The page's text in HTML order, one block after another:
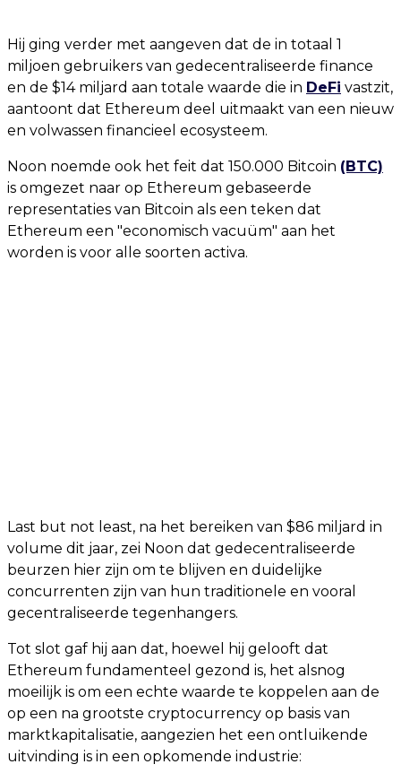
Hij ging verder met aangeven dat de in totaal 1
miljoen gebruikers van gedecentraliseerde finance
en de $14 miljard aan totale waarde die in DeFi vastzit,
aantoont dat Ethereum deel uitmaakt van een nieuw
en volwassen financieel ecosysteem.
Noon noemde ook het feit dat 150.000 Bitcoin (BTC)
is omgezet naar op Ethereum gebaseerde
representaties van Bitcoin als een teken dat
Ethereum een ​​"economisch vacuüm" aan het
worden is voor alle soorten activa.
Last but not least, na het bereiken van $86 miljard in
volume dit jaar, zei Noon dat gedecentraliseerde
beurzen hier zijn om te blijven en duidelijke
concurrenten zijn van hun traditionele en vooral
gecentraliseerde tegenhangers.
Tot slot gaf hij aan dat, hoewel hij gelooft dat
Ethereum fundamenteel gezond is, het alsnog
moeilijk is om een ​​echte waarde te koppelen aan de
op een na grootste cryptocurrency op basis van
marktkapitalisatie, aangezien het een ontluikende
uitvinding is in een opkomende industrie: